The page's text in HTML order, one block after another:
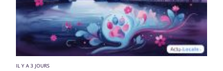
IL Y A 3 JOURS